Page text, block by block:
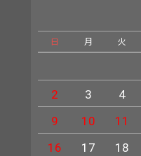
日 月 火
2
3 4
9
10 11
16
17 18